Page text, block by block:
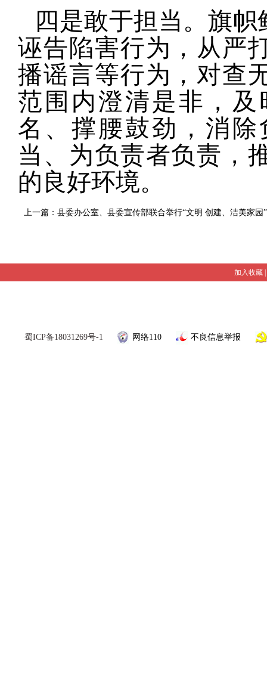
四是敢于担当。 旗帜
诬告陷害行为，从严
播谣言等行为，对查
范围内澄清是非，
名、撑腰鼓劲，消
当、为负责者负责，
的良好环境。
上一篇：县委办公室、县委宣传部联合举行“文明 创建、洁美家园
加入收藏
蜀ICP备18031269号-1 网络110 不良信息举报